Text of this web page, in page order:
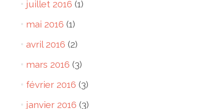
juillet 2016 (1)
mai 2016 (1)
avril 2016 (2)
mars 2016 (3)
février 2016 (3)
janvier 2016 (3)